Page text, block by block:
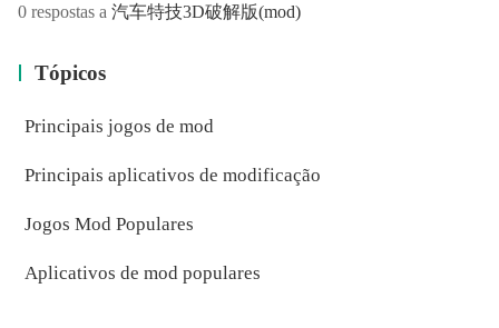
0 respostas a 汽车特技3D破解版(mod)
Tópicos
Principais jogos de mod
Principais aplicativos de modificação
Jogos Mod Populares
Aplicativos de mod populares